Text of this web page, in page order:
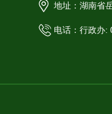
地址：湖南省
电话：行政办